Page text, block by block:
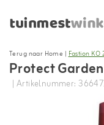
Terug naar Home |Fastion
Protect
| Artikelnummer: